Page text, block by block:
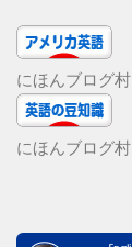
にほんブログ村
にほんブログ村